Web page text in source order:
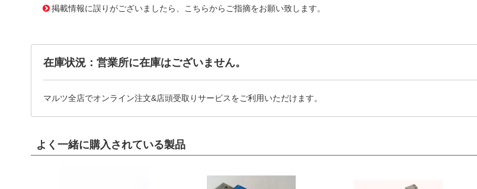
掲載情報に誤りがございましたら、こちらからご指摘をお願い致します。
在庫状況：営業所に在庫はございません。
マルツ全店でオンライン注文&店頭受取りサービスをご利用いただけます。
よく一緒に購入されている製品